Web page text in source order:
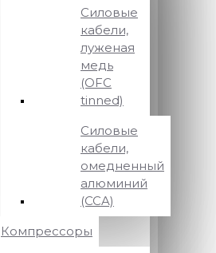
Силовые
кабели,
луженая
медь
(OFC
tinned)
Силовые
кабели,
омедненный
алюминий
(CCA)
Компрессоры